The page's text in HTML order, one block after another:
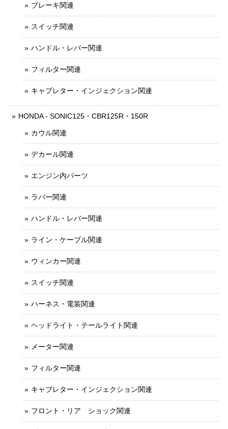
ブレーキ関連
スイッチ関連
ハンドル・レバー関連
フィルター関連
キャブレター・インジェクション関連
HONDA - SONIC125・CBR125R・150R
カウル関連
デカール関連
エンジン内パーツ
ラバー関連
ハンドル・レバー関連
ライン・ケーブル関連
ウィンカー関連
スイッチ関連
ハーネス・電装関連
ヘッドライト・テールライト関連
メーター関連
フィルター関連
キャブレター・インジェクション関連
フロント・リア ショック関連